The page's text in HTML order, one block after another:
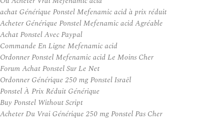
achat Générique Ponstel Mefenamic acid à prix réduit
Acheter Générique Ponstel Mefenamic acid Agréable
Achat Ponstel Avec Paypal
Commande En Ligne Mefenamic acid
Ordonner Ponstel Mefenamic acid Le Moins Cher
Forum Achat Ponstel Sur Le Net
Ordonner Générique 250 mg Ponstel Israël
Ponstel À Prix Réduit Générique
Buy Ponstel Without Script
Acheter Du Vrai Générique 250 mg Ponstel Pas Cher